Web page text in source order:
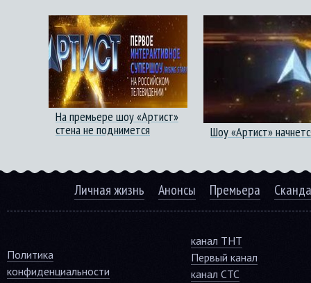
На премьере шоу «Артист»
стена не поднимется
Шоу «Артист»
Личная жизнь Анонсы Премьера
Политика
конфиденциальности
канал ТНТ
Первый канал
канал СТС